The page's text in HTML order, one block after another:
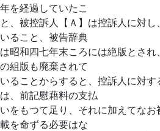
年を経過していたこ
と、被控訴人【Ａ】は控訴人に対
いること、被告辞典
は昭和四七年末ころには絶版とさ
の組版も廃棄されて
いることからすると、控訴人に対
は、前記慰藉料の支払
いをもつて足り、それに加えてな
載を命ずる必要はな